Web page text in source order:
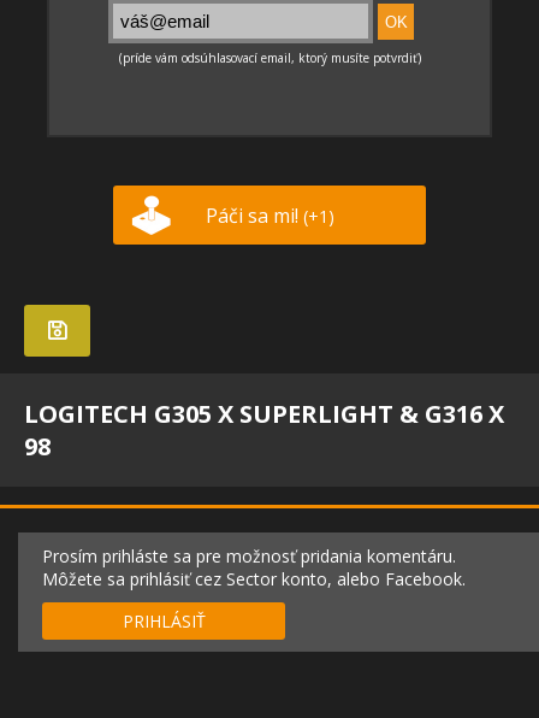
Páči sa mi! (+1)
LOGITECH G305 X SUPERLIGHT & G316 X
98
Prosím prihláste sa pre možnosť pridania komentáru.
Môžete sa prihlásiť cez Sector konto, alebo Facebook.
PRIHLÁSIŤ